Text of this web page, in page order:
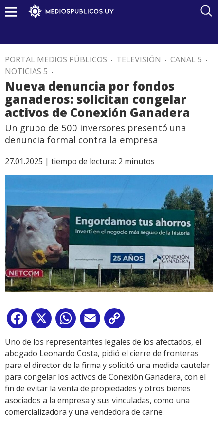
PORTAL MEDIOS PÚBLICOS . TELEVISIÓN . CANAL 5 .
NOTICIAS 5 .
Nueva denuncia por fondos
ganaderos: solicitan congelar
activos de Conexión Ganadera
Un grupo de 500 inversores presentó una
denuncia formal contra la empresa
27.01.2025 | tiempo de lectura: 2 minutos
Facebook
X WhatsApp
Email
Link
Uno de los representantes legales de los afectados, el
abogado Leonardo Costa, pidió el cierre de fronteras
para el director de la firma y solicitó una medida cautelar
para congelar los activos de Conexión Ganadera, con el
fin de evitar la venta de propiedades y otros bienes
asociados a la empresa y sus vinculadas, como una
comercializadora y una vendedora de carne.